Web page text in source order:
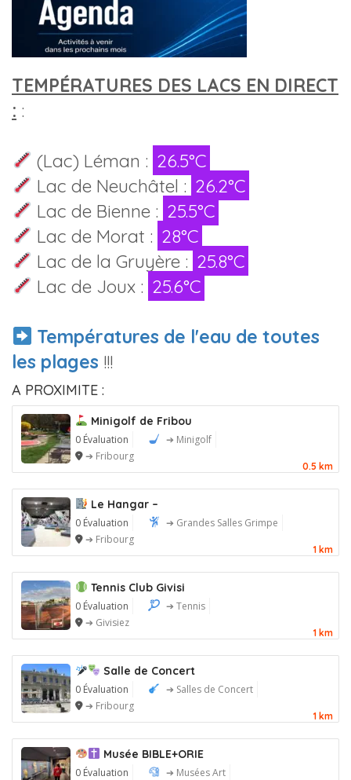
TEMPÉRATURES DES LACS EN DIRECT
: :
(Lac) Léman : 26.5°C
Lac de Neuchâtel : 26.2°C
Lac de Bienne : 25.5°C
Lac de Morat : 28°C
Lac de la Gruyère : 25.8°C
Lac de Joux : 25.6°C
Températures de l'eau de toutes
les plages !!!
A PROXIMITE :
Minigolf de Fribou
0 Évaluation
➔ Minigolf
➔ Fribourg
0.5 km
Le Hangar –
0 Évaluation
➔ Grandes Salles Grimpe
➔ Fribourg
1 km
Tennis Club Givisi
0 Évaluation
➔ Tennis
➔ Givisiez
1 km
Salle de Concert
0 Évaluation
➔ Salles de Concert
➔ Fribourg
1 km
Musée BIBLE+ORIE
0 Évaluation
➔ Musées Art